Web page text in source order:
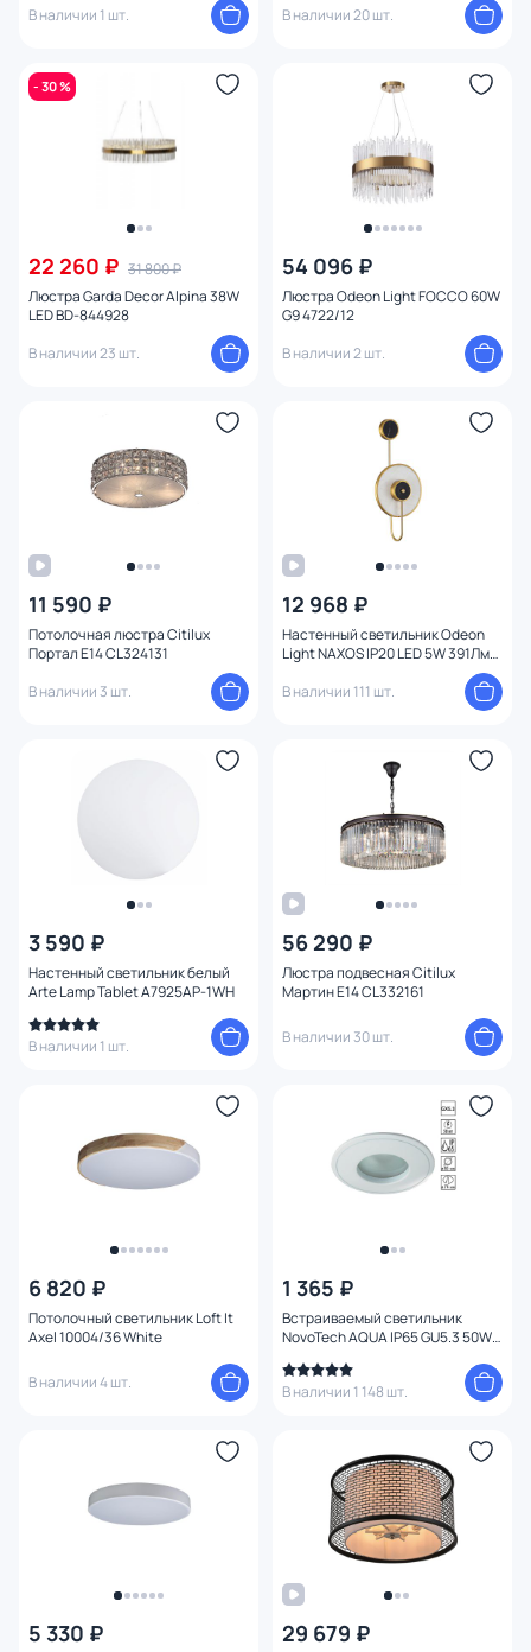
В наличии 1 шт.
В наличии 20 шт.
- 30 %
22 260 ₽ 31 800 ₽
Люстра Garda Decor Alpina 38W
LED BD-844928
В наличии 23 шт.
54 096 ₽
Люстра Odeon Light FOCCO 60W
G9 4722/12
В наличии 2 шт.
11 590 ₽
Потолочная люстра Citilux
Портал E14 CL324131
В наличии 3 шт.
12 968 ₽
Настенный светильник Odeon
Light NAXOS IP20 LED 5W 391Лм
В наличии 111 шт.
3 590 ₽
Настенный светильник белый
Arte Lamp Tablet A7925AP-1WH
В наличии 1 шт.
56 290 ₽
Люстра подвесная Citilux
Мартин E14 CL332161
В наличии 30 шт.
6 820 ₽
Потолочный светильник Loft It
Axel 10004/36 White
В наличии 4 шт.
1 365 ₽
Встраиваемый светильник
NovoTech AQUA IP65 GU5.3 50W
В наличии 1 148 шт.
5 330 ₽ 29 679 ₽